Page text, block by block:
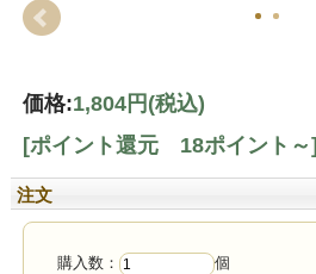
価格:1,804円 (税込)
[ポイント還元 18ポイント～]
注文
購入数： 個